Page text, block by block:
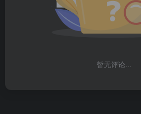
暂无评论...